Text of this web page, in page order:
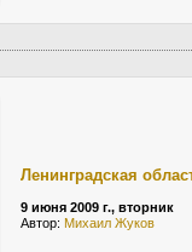
Ленинградская
9 июня 2009 г., вторник
Автор: Михаил Жуков